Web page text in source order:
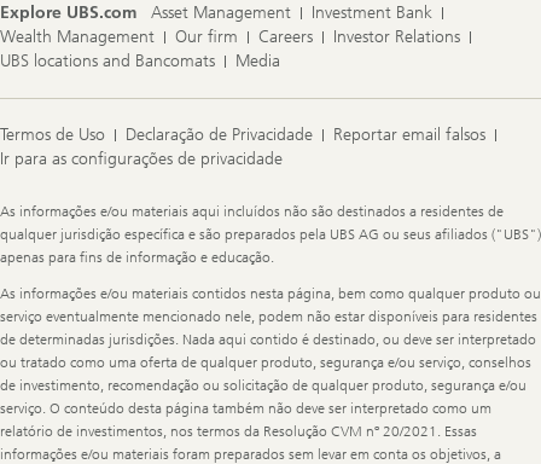
Explore UBS.com
Asset Management
Investment Bank
Wealth Management
Our firm Careers
Investor Relations
UBS locations and Bancomats
Media
Termos de Uso Declaração de Privacidade
Reportar email falsos
Ir para as configurações de privacidade
Legal
Information
As informações e/ou materiais aqui incluídos não são destinados a residentes de
qualquer jurisdição específica e são preparados pela UBS AG ou seus afiliados ("UBS")
apenas para fins de informação e educação.
As informações e/ou materiais contidos nesta página, bem como qualquer produto ou
serviço eventualmente mencionado nele, podem não estar disponíveis para residentes
de determinadas jurisdições. Nada aqui contido é destinado, ou deve ser interpretado
ou tratado como uma oferta de qualquer produto, segurança e/ou serviço, conselhos
de investimento, recomendação ou solicitação de qualquer produto, segurança e/ou
serviço. O conteúdo desta página também não deve ser interpretado como um
relatório de investimentos, nos termos da Resolução CVM nº 20/2021. Essas
informações e/ou materiais foram preparados sem levar em conta os objetivos, a